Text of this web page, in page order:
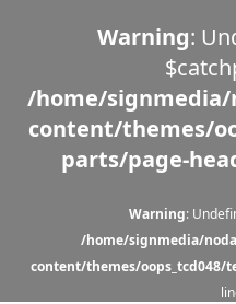
Warning:
/home/
content/themes/
parts/page-
Warning:
/home/signmedia/
content/themes/oops_tcd048/